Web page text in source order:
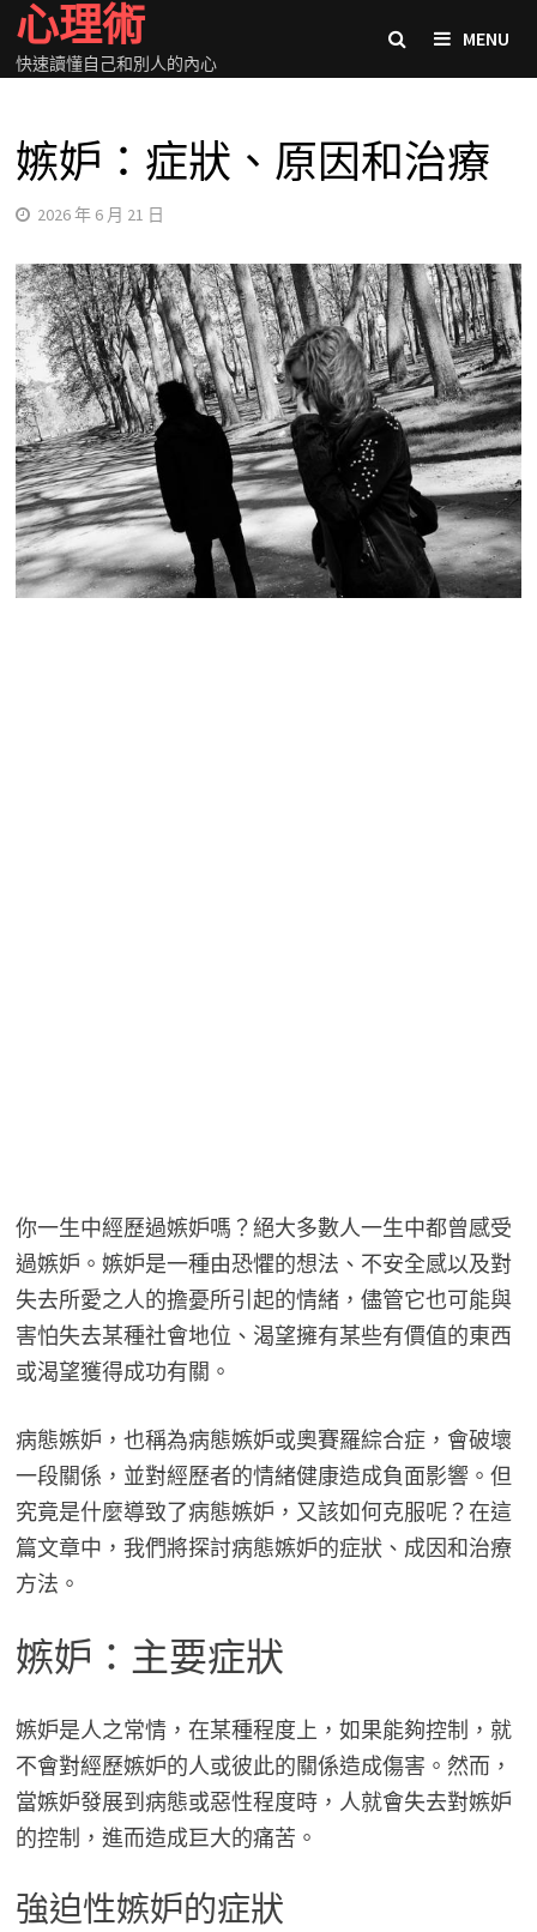
Skip
content
心理術
快速讀懂自己和別人的內心
MENU
嫉妒：症狀、原因和治療
2026 年 6 月 21 日
你一生中經歷過嫉妒嗎？絕大多數人一生中都曾感受
過嫉妒。嫉妒是一種由恐懼的想法、不安全感以及對
失去所愛之人的擔憂所引起的情緒，儘管它也可能與
害怕失去某種社會地位、渴望擁有某些有價值的東西
或渴望獲得成功有關。
病態嫉妒，也稱為病態嫉妒或奧賽羅綜合症，會破壞
一段關係，並對經歷者的情緒健康造成負面影響。但
究竟是什麼導致了病態嫉妒，又該如何克服呢？在這
篇文章中，我們將探討病態嫉妒的症狀、成因和治療
方法。
嫉妒：主要症狀
嫉妒是人之常情，在某種程度上，如果能夠控制，就
不會對經歷嫉妒的人或彼此的關係造成傷害。然而，
當嫉妒發展到病態或惡性程度時，人就會失去對嫉妒
的控制，進而造成巨大的痛苦。
強迫性嫉妒的症狀